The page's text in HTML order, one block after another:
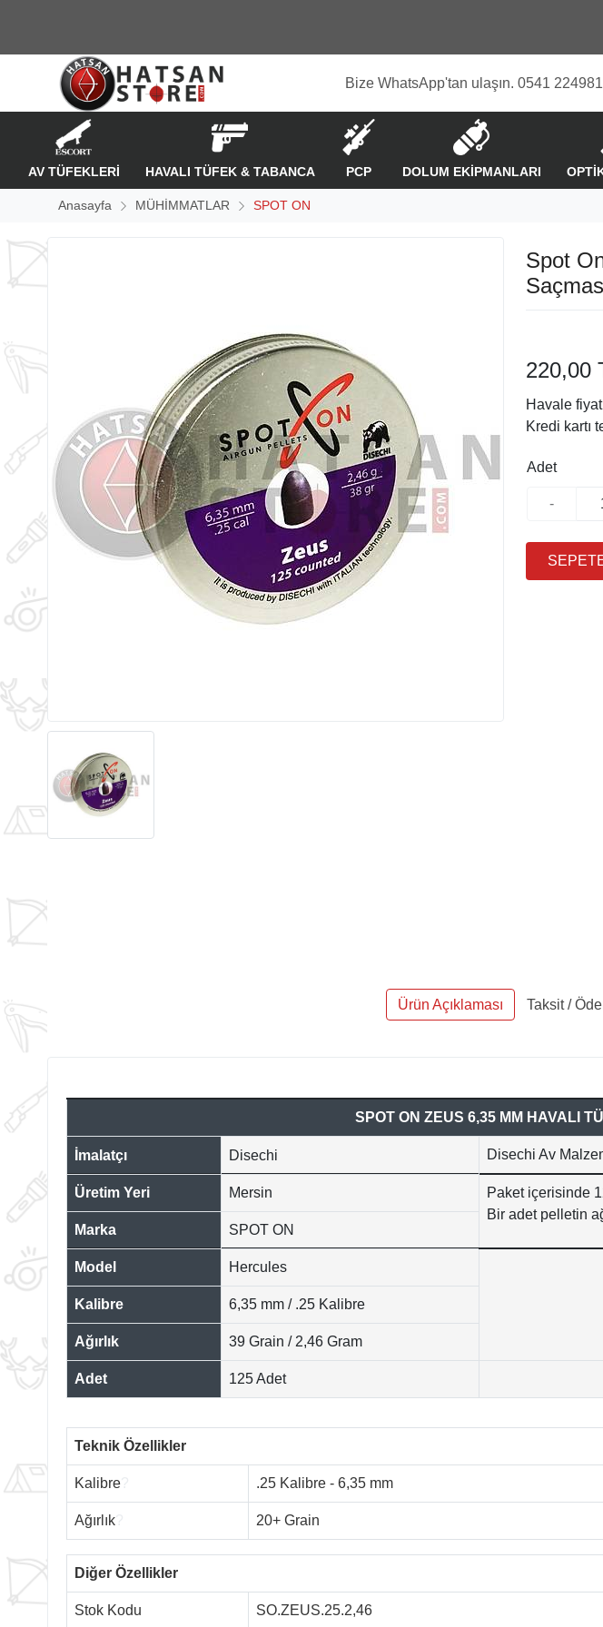
Bize WhatsApp'tan ulaşın. 0541
AV TÜFEKLERİ HAVALI TÜFEK & TABANCA PCP DOLUM EKİPMANLARI
Anasayfa MÜHİMMATLAR SPOT ON
Spot
220,00
Havale
Kredi kartı
Adet
-
Ürün Açıklaması Taksit /
SPOT ON ZEUS 6,35 MM HAVALI
İmalatçı Disechi Disechi Av
Üretim Yeri Mersin
Paket içerisinde
Bir adet pelletin
Marka
SPOT ON
Model Hercules
Kalibre 6,35 mm / .25 Kalibre
Ağırlık 39 Grain / 2,46 Gram
Adet 125 Adet
Teknik Özellikler
Kalibre .25 Kalibre - 6,35 mm
Ağırlık 20+ Grain
Diğer Özellikler
Stok Kodu SO.ZEUS.25.2,46